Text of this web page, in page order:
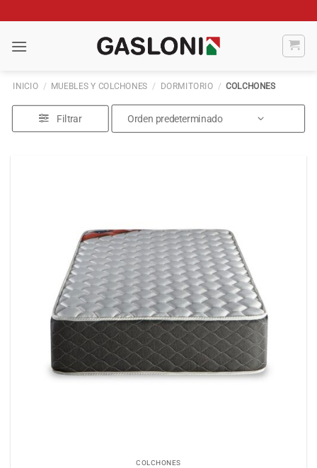
al
contenido
INICIO / MUEBLES Y COLCHONES / DORMITORIO / COLCHONES
Filtrar
COLCHONES